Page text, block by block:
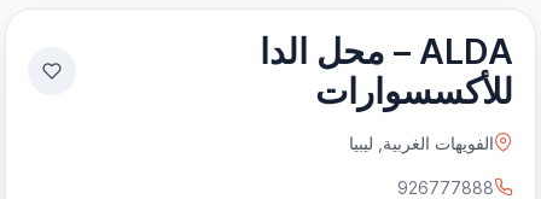
ALDA – محل الدا
للأكسسوارات
الفويهات الغربية, ليبيا
926777888